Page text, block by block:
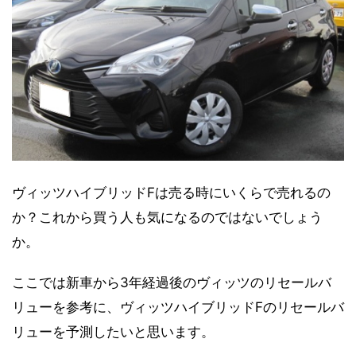
ヴィッツハイブリッドFは売る時にいくらで売れるの
か？これから買う人も気になるのではないでしょう
か。
ここでは新車から3年経過後のヴィッツのリセールバ
リューを参考に、ヴィッツハイブリッドFのリセールバ
リューを予測したいと思います。